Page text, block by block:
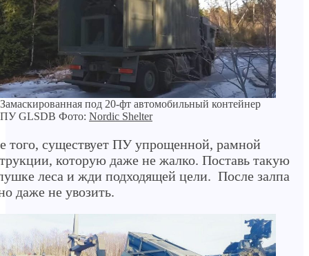
Замаскированная под 20-фт автомобильный контейнер
ПУ GLSDB Фото: Nordic Shelter
того, существует ПУ упрощенной, рамной
которую даже не жалко. Поставь такую
леса и жди подходящей цели. После залпа
даже не увозить.